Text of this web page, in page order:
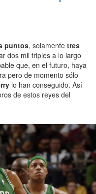
puntos, solamente tres
dos mil triples a lo largo
que, en el futuro, haya
pero de momento sólo
lo han conseguido. Así
de estos reyes del